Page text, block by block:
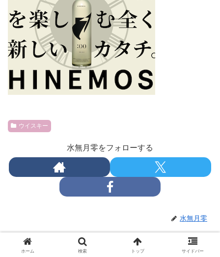
ウイスキー
水無月零をフォローする
水無月零
関連記事
ホーム 検索 トップ サイドバー